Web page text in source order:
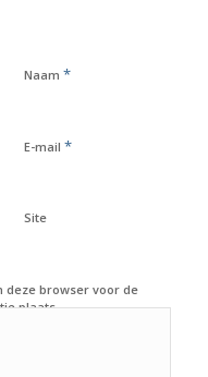
Naam *
E-mail *
Site
deze browser voor de
plaats.